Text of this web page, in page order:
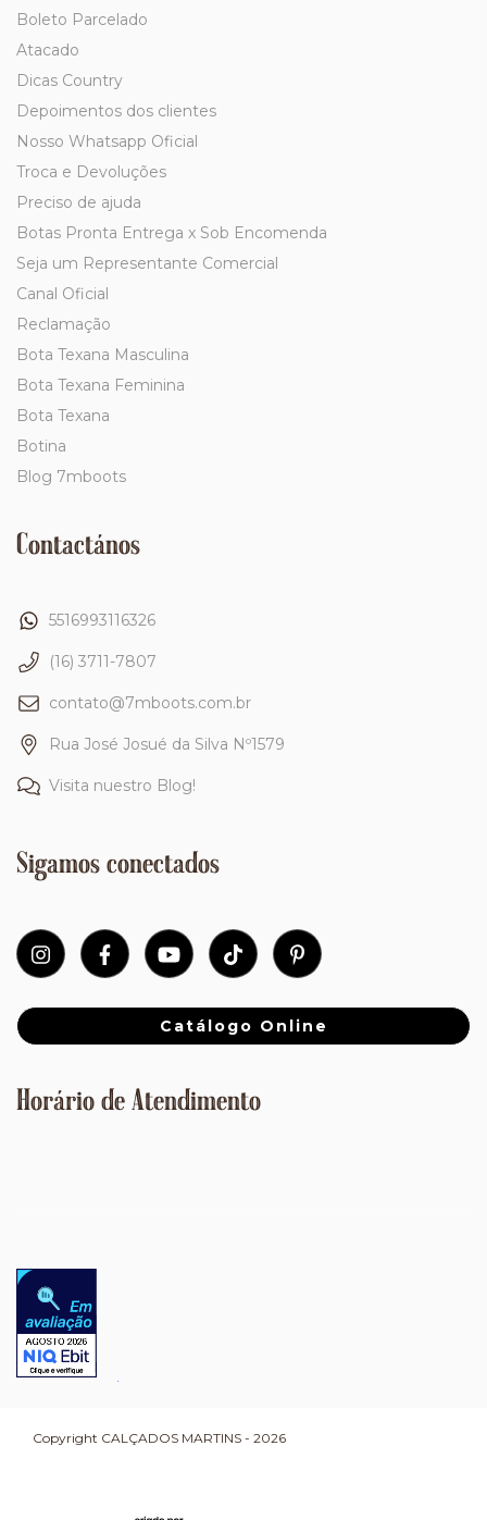
Boleto Parcelado
Atacado
Dicas Country
Depoimentos dos clientes
Nosso Whatsapp Oficial
Troca e Devoluções
Preciso de ajuda
Botas Pronta Entrega x Sob Encomenda
Seja um Representante Comercial
Canal Oficial
Reclamação
Bota Texana Masculina
Bota Texana Feminina
Bota Texana
Botina
Blog 7mboots
Contactános
5516993116326
(16) 3711-7807
contato@7mboots.com.br
Rua José Josué da Silva Nº1579
Visita nuestro Blog!
Sigamos conectados
Catálogo Online
Horário de Atendimento
Copyright CALÇADOS MARTINS - 2026